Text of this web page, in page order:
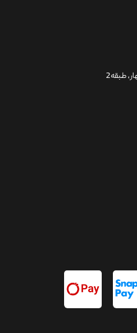
طبقه2